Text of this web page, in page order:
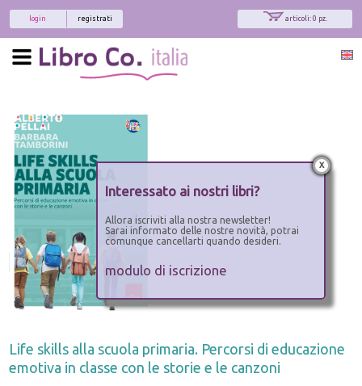
articoli: 0 pz.
registrati
login
Life skills alla scuola primaria. Percorsi di educazione
emotiva in classe con le storie e le canzoni
x
Interessato ai nostri libri?
Allora iscriviti alla nostra newsletter!
Sarai informato delle nostre novità, potrai
comunque cancellarti quando desideri.
modulo di iscrizione